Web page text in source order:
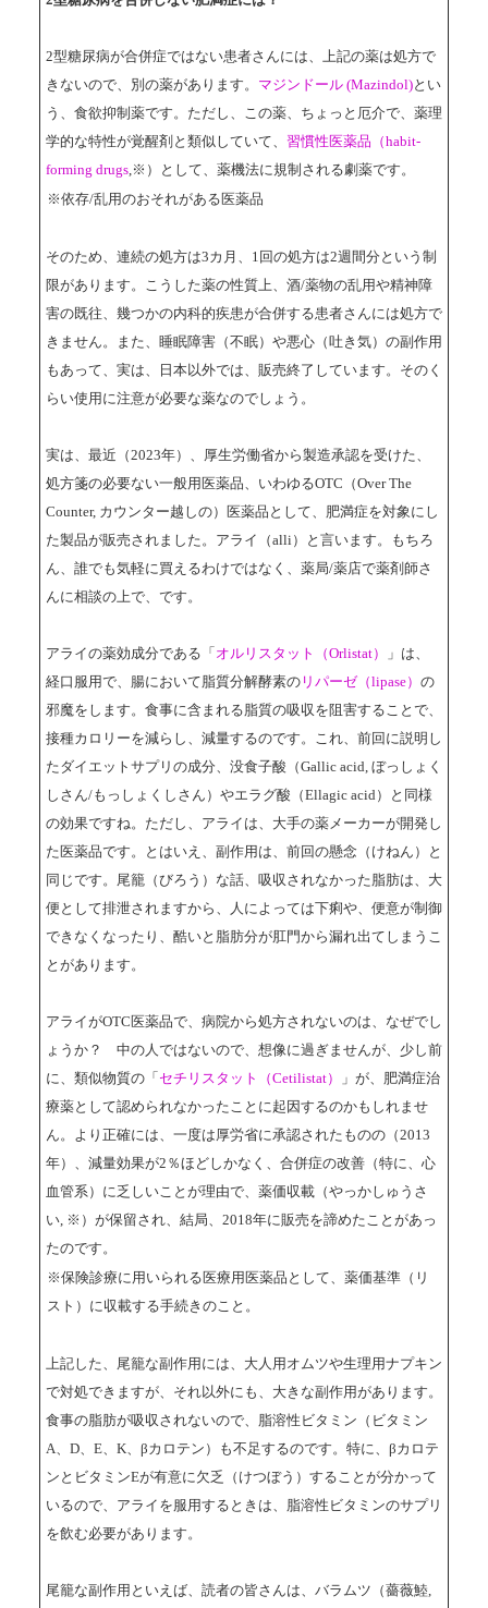
2型糖尿病が合併症ではない患者さんには、上記の薬は処方で
きないので、別の薬があります。 マジンドール (Mazindol)とい
う、食欲抑制薬です。ただし、この薬、ちょっと厄介で、薬理
学的な特性が覚醒剤と類似していて、 習慣性医薬品（habit-
forming drugs ,※）として、薬機法に規制される劇薬です。
※依存/乱用のおそれがある医薬品
そのため、連続の処方は3カ月、1回の処方は2週間分という制
限があります。こうした薬の性質上、酒/薬物の乱用や精神障
害の既往、幾つかの内科的疾患が合併する患者さんには処方で
きません。また、睡眠障害（不眠）や悪心（吐き気）の副作用
もあって、実は、日本以外では、販売終了しています。そのく
らい使用に注意が必要な薬なのでしょう。
実は、最近（2023年）、厚生労働省から製造承認を受けた、
処方箋の必要ない一般用医薬品、いわゆるOTC（Over The
Counter, カウンター越しの）医薬品として、肥満症を対象にし
た製品が販売されました。アライ（alli）と言います。もちろ
ん、誰でも気軽に買えるわけではなく、薬局/薬店で薬剤師さ
んに相談の上で、です。
アライの薬効成分である「オルリスタット（Orlistat）
」は、
経口服用で、腸において脂質分解酵素の リパーゼ（lipase） の
邪魔をします。食事に含まれる脂質の吸収を阻害することで、
接種カロリーを減らし、減量するのです。これ、前回に説明し
たダイエットサプリの成分、没食子酸（Gallic acid, ぼっしょく
しさん/もっしょくしさん）やエラグ酸（Ellagic acid）と同様
の効果ですね。ただし、アライは、大手の薬メーカーが開発し
た医薬品です。とはいえ、副作用は、前回の懸念（けねん）と
同じです。尾籠（びろう）な話、吸収されなかった脂肪は、大
便として排泄されますから、人によっては下痢や、便意が制御
できなくなったり、酷いと脂肪分が肛門から漏れ出てしまうこ
とがあります。
アライがOTC医薬品で、病院から処方されないのは、なぜでし
ょうか？ 中の人ではないので、想像に過ぎませんが、少し前
に、類似物質の「セチリスタット（Cetilistat）
」が、肥満症治
療薬として認められなかったことに起因するのかもしれませ
ん。より正確には、一度は厚労省に承認されたものの（2013
年）、減量効果が2％ほどしかなく、合併症の改善（特に、心
血管系）に乏しいことが理由で、薬価収載（やっかしゅうさ
い, ※）が保留され、結局、2018年に販売を諦めたことがあっ
たのです。
※保険診療に用いられる医療用医薬品として、薬価基準（リ
スト）に収載する手続きのこと。
上記した、尾籠な副作用には、大人用オムツや生理用ナプキン
で対処できますが、それ以外にも、大きな副作用があります。
食事の脂肪が吸収されないので、脂溶性ビタミン（ビタミン
A、D、E、K、βカロテン）も不足するのです。特に、βカロテ
ンとビタミンEが有意に欠乏（けつぼう）することが分かって
いるので、アライを服用するときは、脂溶性ビタミンのサプリ
を飲む必要があります。
尾籠な副作用といえば、読者の皆さんは、バラムツ（薔薇鯥,